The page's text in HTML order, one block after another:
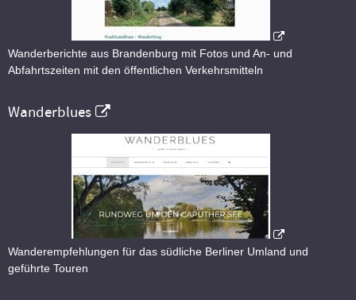
Wanderberichte aus Brandenburg mit Fotos und An- und
Abfahrtszeiten mit den öffentlichen Verkehrsmitteln
Wanderblues
Wanderempfehlungen für das südliche Berliner Umland und
geführte Touren